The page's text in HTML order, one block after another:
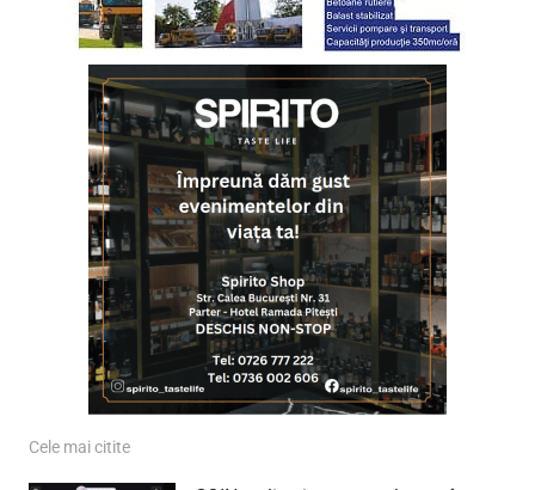
Cele mai citite